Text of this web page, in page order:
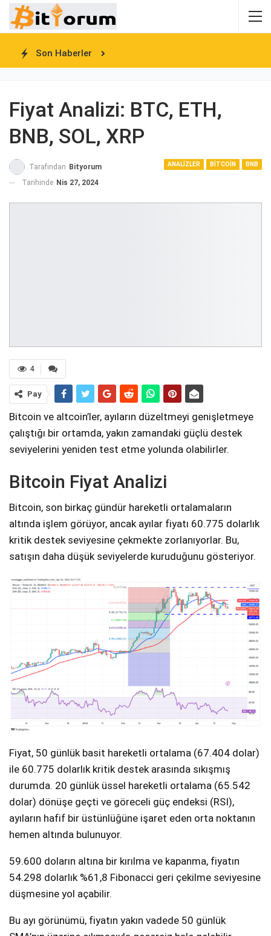
Son Haberler
Fiyat Analizi: BTC, ETH,
BNB, SOL, XRP
ANALIZLER BITCOIN BNB
Tarafından Bityorum
Tarihinde Nis 27, 2024
4
Pay
Bitcoin ve altcoin’ler, ayıların düzeltmeyi genişletmeye
çalıştığı bir ortamda, yakın zamandaki güçlü destek
seviyelerini yeniden test etme yolunda olabilirler.
Bitcoin Fiyat Analizi
Bitcoin, son birkaç gündür hareketli ortalamaların
altında işlem görüyor, ancak ayılar fiyatı 60.775 dolarlık
kritik destek seviyesine çekmekte zorlanıyorlar. Bu,
satışın daha düşük seviyelerde kuruduğunu gösteriyor.
Fiyat, 50 günlük basit hareketli ortalama (67.404 dolar)
ile 60.775 dolarlık kritik destek arasında sıkışmış
durumda. 20 günlük üssel hareketli ortalama (65.542
dolar) dönüşe geçti ve göreceli güç endeksi (RSI),
ayıların hafif bir üstünlüğüne işaret eden orta noktanın
hemen altında bulunuyor.
59.600 doların altına bir kırılma ve kapanma, fiyatın
54.298 dolarlık %61,8 Fibonacci geri çekilme seviyesine
düşmesine yol açabilir.
Bu ayı görünümü, fiyatın yakın vadede 50 günlük